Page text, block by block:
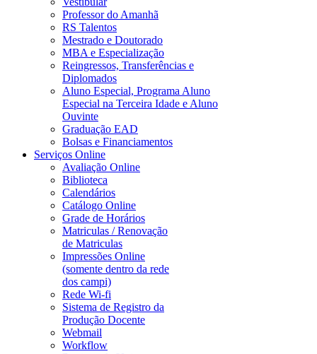
Professor do Amanhã
RS Talentos
Mestrado e Doutorado
MBA e Especialização
Reingressos, Transferências e
Diplomados
Aluno Especial, Programa Aluno
Especial na Terceira Idade e Aluno
Ouvinte
Graduação EAD
Bolsas e Financiamentos
Serviços Online
Avaliação Online
Biblioteca
Calendários
Catálogo Online
Grade de Horários
Matriculas / Renovação
de Matriculas
Impressões Online
(somente dentro da rede
dos campi)
Rede Wi-fi
Sistema de Registro da
Produção Docente
Webmail
Workflow